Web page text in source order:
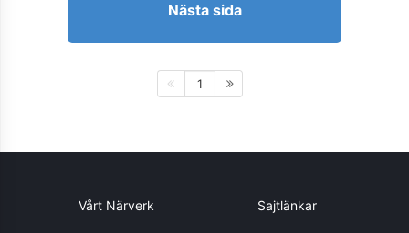
Nästa sida
1
Vårt Närverk Sajtlänkar